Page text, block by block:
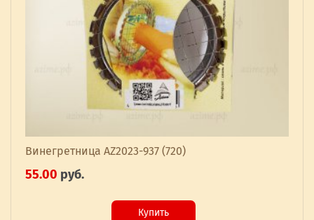
Винегретница AZ2023-937 (720)
55.00 руб.
Купить